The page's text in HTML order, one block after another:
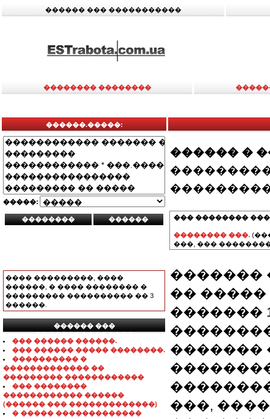
������ ��� �����������
�������� ��������
������.�����:
�����:
���� ���������, ����
������, � ���� �������� �
��������� ���������� �� 3
������.
������ ���
���������������
��� ������ ������.
��� ������ ����� ��������.
���������� �
������������� ��
��������� ������������
��� ��������
������������ ������
(������ ��� �������������)
� ����� �������������
������ �
��� ��������
�������� ���.
���, ���
�������
��
�������
�������
���,